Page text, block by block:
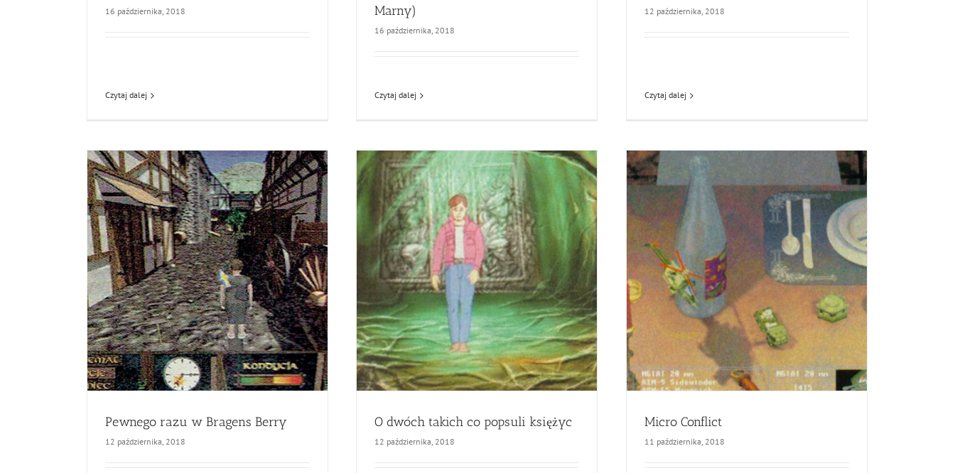
16 października, 2018
Czytaj dalej
Marny)
16 października, 2018
Czytaj dalej
12 października, 2018
Czytaj dalej
Pewnego razu w Bragens Berry
12 października, 2018
O dwóch takich co popsuli księżyc
12 października, 2018
Micro Conflict
11 października, 2018